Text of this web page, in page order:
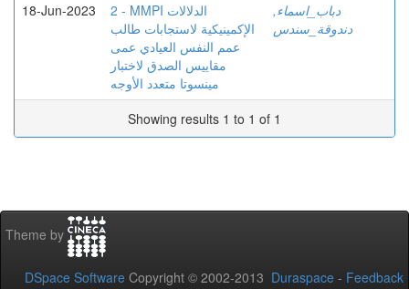
18-Jun-2023
2 - MMPI الدلالات
الإكمينيكية لاستجابات طالب
عمم النفس العيادي عمى
مقاييس الصدق لاختبار
مينسوتا متعدد الأوجه
دباب_اسماء,
دندوقة_سندس
Showing results 1 to 1 of 1
Theme by
DSpace Software Copyright © 2002-2013 Duraspace - Feedback